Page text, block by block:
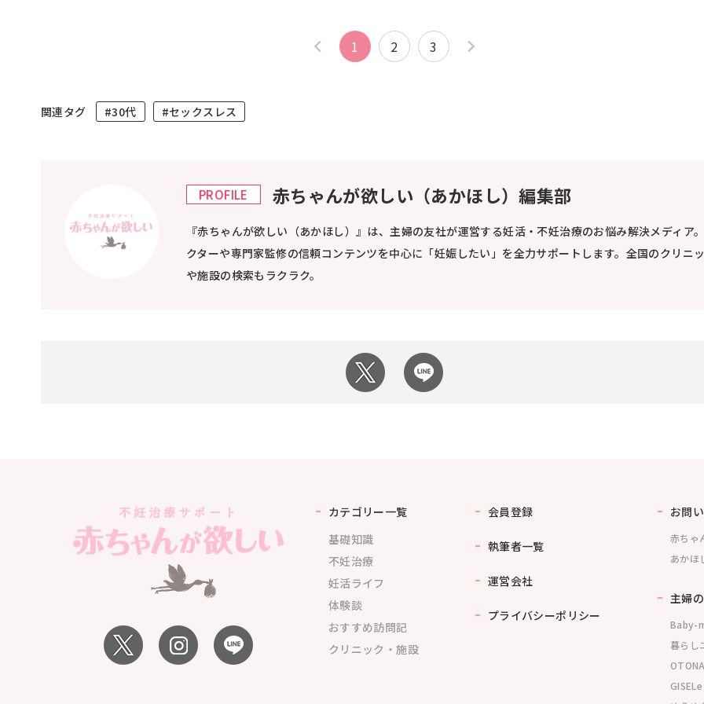
1 2 3
関連タグ #30代 #セックスレス
PROFILE 赤ちゃんが欲しい（あかほし）編集部
『赤ちゃんが欲しい（あかほし）』は、主婦の友社が運営する妊活・不妊治療のお悩み解決メディア
クターや専門家監修の信頼コンテンツを中心に「妊娠したい」を全力サポートします。全国のクリニ
や施設の検索もラクラク。
カテゴリー一覧
基礎知識
不妊治療
妊活ライフ
体験談
おすすめ訪問記
クリニック・施設
会員登録
執筆者一覧
運営会社
プライバシーポリシー
お問
赤ちゃ
あかほ
主婦
Baby-
暮らし
GISELe